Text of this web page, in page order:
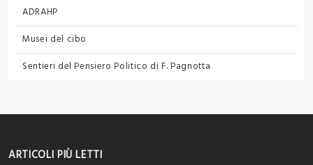
ADRAHP
Musei del cibo
Sentieri del Pensiero Politico di F. Pagnotta
ARTICOLI PIÙ LETTI